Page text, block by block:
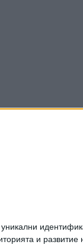
и развитие